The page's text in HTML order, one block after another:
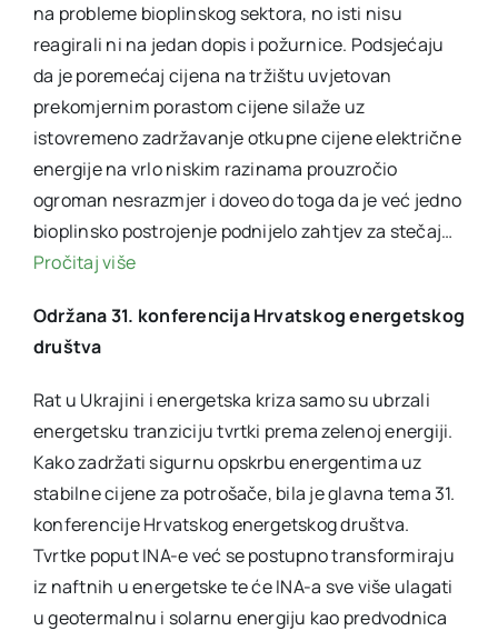
na probleme bioplinskog sektora, no isti nisu
reagirali ni na jedan dopis i požurnice. Podsjećaju
da je poremećaj cijena na tržištu uvjetovan
prekomjernim porastom cijene silaže uz
istovremeno zadržavanje otkupne cijene električne
energije na vrlo niskim razinama prouzročio
ogroman nesrazmjer i doveo do toga da je već jedno
bioplinsko postrojenje podnijelo zahtjev za stečaj…
Pročitaj više
Održana 31. konferencija Hrvatskog energetskog
društva
Rat u Ukrajini i energetska kriza samo su ubrzali
energetsku tranziciju tvrtki prema zelenoj energiji.
Kako zadržati sigurnu opskrbu energentima uz
stabilne cijene za potrošače, bila je glavna tema 31.
konferencije Hrvatskog energetskog društva.
Tvrtke poput INA-e već se postupno transformiraju
iz naftnih u energetske te će INA-a sve više ulagati
u geotermalnu i solarnu energiju kao predvodnica